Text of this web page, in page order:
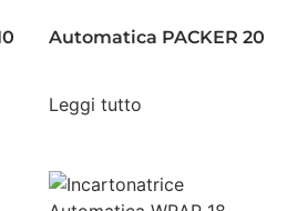
Automatica PACKER 20
Leggi tutto